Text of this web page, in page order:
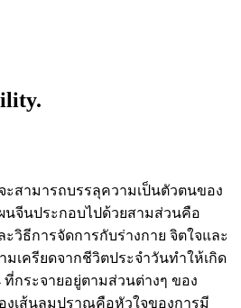
ะสามารถบรรลุความเป็นตัวตนของ
จีนประกอบไปด้วยสามส่วนคือ
วิธีการจัดการกับร่างกาย จิตใจและ
เครียดจากชีวิตประจำวันทำให้เกิด
กระจายอยู่ตามส่วนต่างๆ ของ
งเส้นลมปราณคือหัวใจของการมี